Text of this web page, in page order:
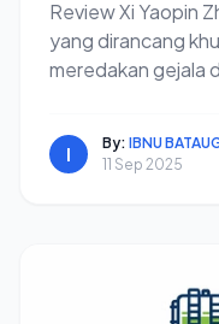
Review Xi Yaopin
yang dirancang
meredakan gejala
I
By: IBNU
11 Sep 2025